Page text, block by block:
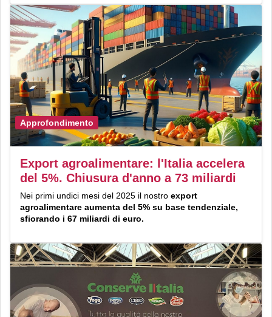
Approfondimento
Export agroalimentare: l'Italia accelera
del 5%. Chiusura d'anno a 73 miliardi
Nei primi undici mesi del 2025 il nostro export
agroalimentare aumenta del 5% su base tendenziale,
sfiorando i 67 miliardi di euro.